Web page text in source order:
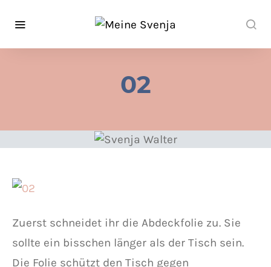
02
Zuerst schneidet ihr die Abdeckfolie zu. Sie
sollte ein bisschen länger als der Tisch sein.
Die Folie schützt den Tisch gegen